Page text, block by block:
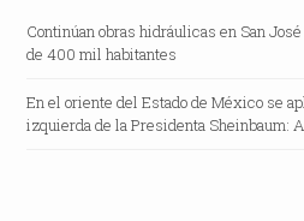
Continúan obras hidráulicas en San
de 400 mil habitantes
En el oriente del Estado de México se
izquierda de la Presidenta Sheinbaum: